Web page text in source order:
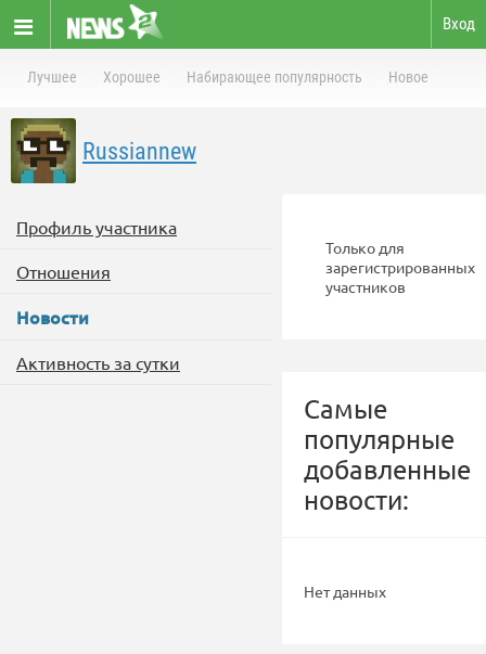
Вход
Лучшее Хорошее Набирающее популярность Новое
Russiannew
Профиль участника
Отношения
Новости
Активность за сутки
Только для
зарегистрированных
участников
Самые
популярные
добавленные
новости:
Нет данных